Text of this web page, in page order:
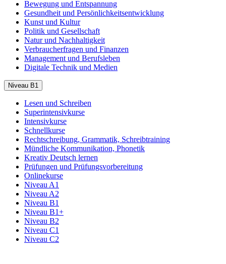
Bewegung und Entspannung
Gesundheit und Persönlichkeitsentwicklung
Kunst und Kultur
Politik und Gesellschaft
Natur und Nachhaltigkeit
Verbraucherfragen und Finanzen
Management und Berufsleben
Digitale Technik und Medien
Niveau B1
Lesen und Schreiben
Superintensivkurse
Intensivkurse
Schnellkurse
Rechtschreibung, Grammatik, Schreibtraining
Mündliche Kommunikation, Phonetik
Kreativ Deutsch lernen
Prüfungen und Prüfungsvorbereitung
Onlinekurse
Niveau A1
Niveau A2
Niveau B1
Niveau B1+
Niveau B2
Niveau C1
Niveau C2